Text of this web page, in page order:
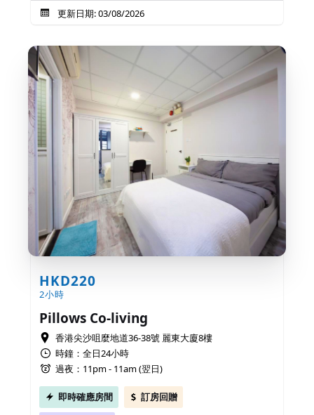
更新日期: 03/08/2026
HKD220
2小時
Pillows Co-living
香港尖沙咀麼地道36-38號 麗東大廈8樓
時鐘：全日24小時
過夜：11pm - 11am (翌日)
即時確應房間 訂房回贈